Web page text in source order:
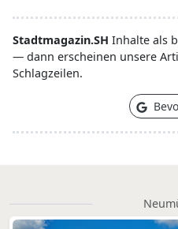
Stadtmagazin.SH Inhalte als
— dann erscheinen unsere
Schlagzeilen.